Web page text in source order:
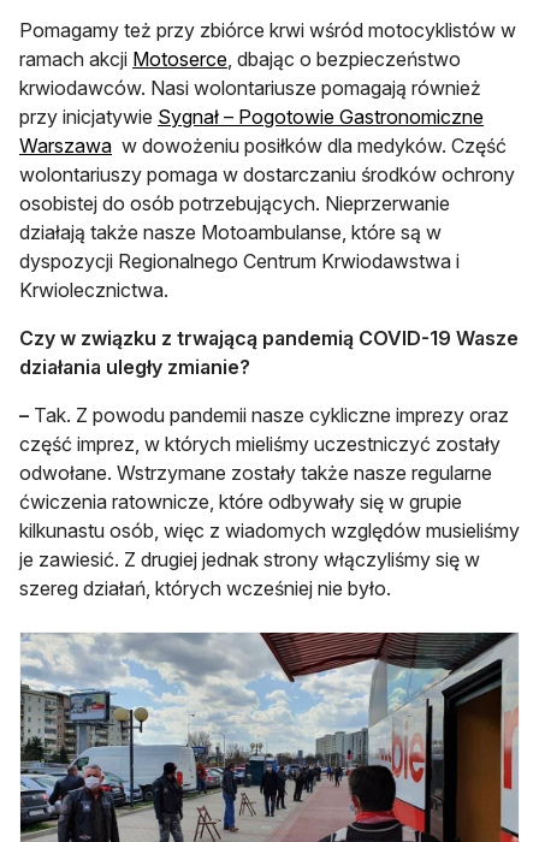
Pomagamy też przy zbiórce krwi wśród motocyklistów w
ramach akcji Motoserceotwiera się w nowej karcie
, dbając o bezpieczeństwo
krwiodawców. Nasi wolontariusze pomagają również
przy inicjatywie Sygnał – Pogotowie Gastronomiczne
Warszawaotwiera się w nowej karcie
w dowożeniu posiłków dla medyków. Część
wolontariuszy pomaga w dostarczaniu środków ochrony
osobistej do osób potrzebujących. Nieprzerwanie
działają także nasze Motoambulanse, które są w
dyspozycji Regionalnego Centrum Krwiodawstwa i
Krwiolecznictwa.
Czy w związku z trwającą pandemią COVID-19 Wasze
działania uległy zmianie?
– Tak. Z powodu pandemii nasze cykliczne imprezy oraz
część imprez, w których mieliśmy uczestniczyć zostały
odwołane. Wstrzymane zostały także nasze regularne
ćwiczenia ratownicze, które odbywały się w grupie
kilkunastu osób, więc z wiadomych względów musieliśmy
je zawiesić. Z drugiej jednak strony włączyliśmy się w
szereg działań, których wcześniej nie było.